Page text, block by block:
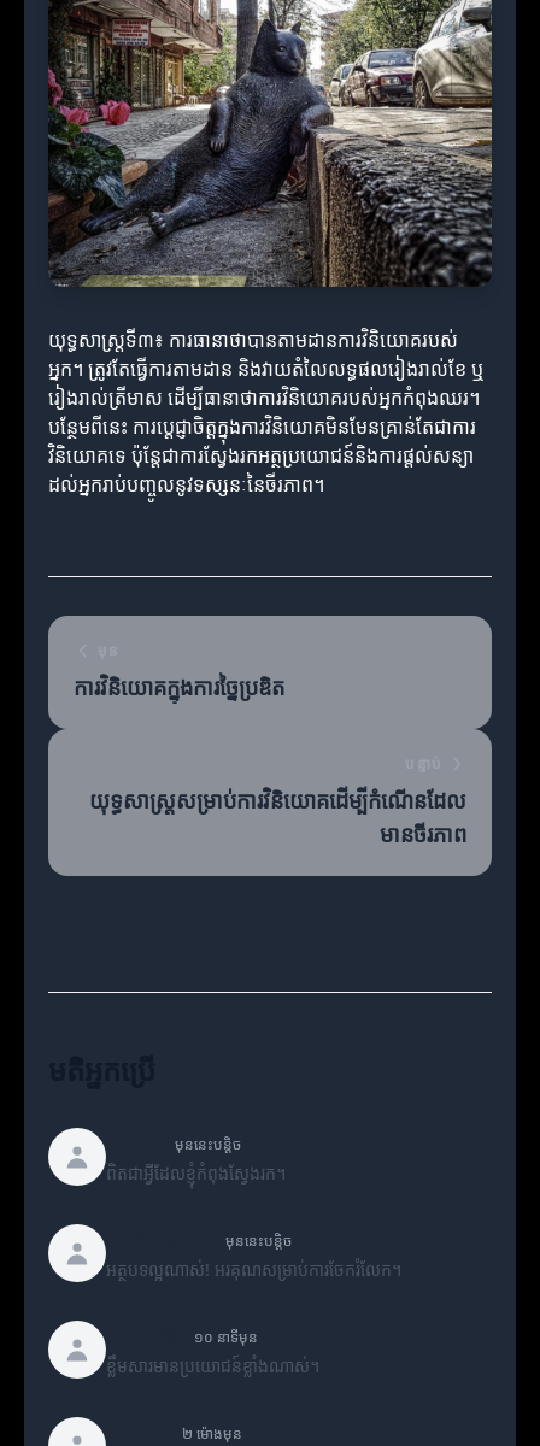
យុទ្ធសាស្ត្រទី៣៖ ការធានាថាបានតាមដានការវិនិយោគរបស់
អ្នក។ ត្រូវតែធ្វើការតាមដាន និងវាយតំលៃលទ្ធផលរៀងរាល់ខែ ឬ
រៀងរាល់ត្រីមាស ដើម្បីធានាថាការវិនិយោគរបស់អ្នកកំពុងឈរ។
បន្ថែមពីនេះ ការប្តេជ្ញាចិត្តក្នុងការវិនិយោគមិនមែនគ្រាន់តែជាការ
វិនិយោគទេ ប៉ុន្តែជាការស្វែងរកអត្ថប្រយោជន៍និងការផ្ដល់សន្យា
ដល់អ្នករាប់បញ្ចូលនូវទស្សនៈនៃចីរភាព។
ការវិនិយោគក្នុងការច្នៃប្រឌិត
យុទ្ធសាស្ត្រសម្រាប់ការវិនិយោគដើម្បីកំណើនដែល
មានចីរភាព
មុននេះបន្តិច
ពិតជាអ្វីដែលខ្ញុំកំពុងស្វែងរក។
មុននេះបន្តិច
អត្ថបទល្អណាស់! អរគុណសម្រាប់ការចែករំលែក។
១០ នាទីមុន
ខ្លឹមសារមានប្រយោជន៍ខ្លាំងណាស់។
២ ម៉ោងមុន